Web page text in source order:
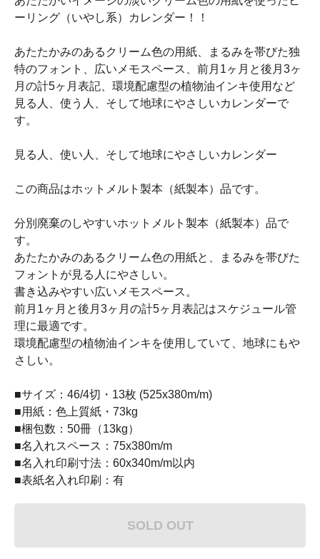
ーリング（いやし系）カレンダー！！
あたたかみのあるクリーム色の用紙、まるみを帯びた独
特のフォント、広いメモスペース、前月1ヶ月と後月3ヶ
月の計5ヶ月表記、環境配慮型の植物油インキ使用など
見る人、使う人、そして地球にやさしいカレンダーで
す。
見る人、使い人、そして地球にやさしいカレンダー
この商品はホットメルト製本（紙製本）品です。
分別廃棄のしやすいホットメルト製本（紙製本）品で
す。
あたたかみのあるクリーム色の用紙と、まるみを帯びた
フォントが見る人にやさしい。
書き込みやすい広いメモスペース。
前月1ヶ月と後月3ヶ月の計5ヶ月表記はスケジュール管
理に最適です。
環境配慮型の植物油インキを使用していて、地球にもや
さしい。
■サイズ：46/4切・13枚 (525x380m/m)
■用紙：色上質紙・73kg
■梱包数：50冊（13kg）
■名入れスペース：75x380m/m
■名入れ印刷寸法：60x340m/m以内
■表紙名入れ印刷：有
SOLD OUT